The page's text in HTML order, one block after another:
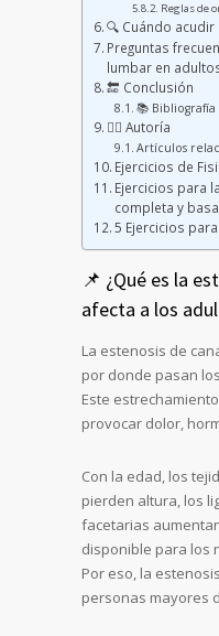
Reglas de
🔍 Cuándo
Preguntas
lumbar en
🔚 Conclusión
📚
👩‍⚕️ Autoría
Artículos
Ejercicios de
Ejercicios para
completa y
5 Ejercicios
📌 ¿Qué es la
afecta a los
La estenosis de
por donde pasan
Este
provocar dolor,
Con la edad, los
pierden altura, los
facetarias
disponible para los
Por eso, la
personas mayores